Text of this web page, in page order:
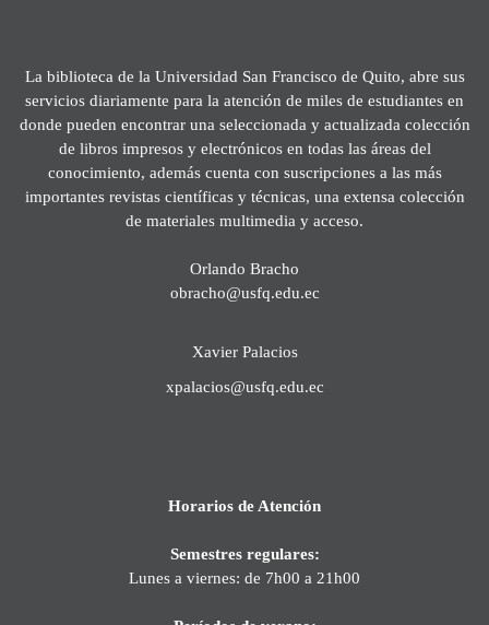
La biblioteca de la Universidad San Francisco de Quito, abre sus
servicios diariamente para la atención de miles de estudiantes en
donde pueden encontrar una seleccionada y actualizada colección
de libros impresos y electrónicos en todas las áreas del
conocimiento, además cuenta con suscripciones a las más
importantes revistas científicas y técnicas, una extensa colección
de materiales multimedia y acceso.
Orlando Bracho
obracho@usfq.edu.ec
Xavier Palacios
xpalacios@usfq.edu.ec
Horarios de Atención
Semestres regulares:
Lunes a viernes: de 7h00 a 21h00